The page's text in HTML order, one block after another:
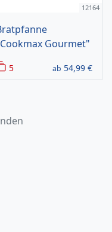
12164
Gourmet"
5 ab 54,99 €